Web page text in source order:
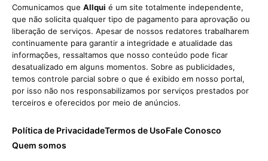
Comunicamos que Allqui é um site totalmente independente,
que não solicita qualquer tipo de pagamento para aprovação ou
liberação de serviços. Apesar de nossos redatores trabalharem
continuamente para garantir a integridade e atualidade das
informações, ressaltamos que nosso conteúdo pode ficar
desatualizado em alguns momentos. Sobre as publicidades,
temos controle parcial sobre o que é exibido em nosso portal,
por isso não nos responsabilizamos por serviços prestados por
terceiros e oferecidos por meio de anúncios.
Política de PrivacidadeTermos de UsoFale Conosco
Quem somos